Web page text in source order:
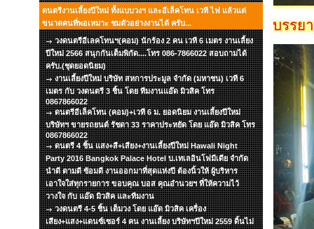
ดนตรีงานเลี้ยงปีใหม่ ทั้งแบบวงฯ และอีเล็คโทน เวที ไฟ แล้วแต่
ขนาดคนที่พอเหมาะ ชมตัวอย่างงานได้ ครับ...
วงดนตรีอีเลคโทนฯ(คอม) นักร้อง 2 คน เวที 6 เมตร งานเลี้ยง
ปีใหม่ 2566 สนุกกันเต็มพิกัด....โทร 086-7866022 สอบถามได้
ครับ.(ชุดยอดนิยม)
งานเลี้ยงปีใหม่ บริษัท สหการประมูล จำกัด (มหาชน) เวที 6
เมตร กับ วงดนตรี 3 ชิ้น โดย ทีมงานแอ๊ด มิวสิค โทร
0867866022
ดนตรีอีเล็คโทน (คอม)+เวที 6 ม. ยอดนิยม งานเลี้ยงปีใหม่
บริษัทฯ ขายรถยนต์ รัชดา 33 ราคาประหยัด โดย แอ๊ด มิวสิค โทร
0867866022
ดนตรี 4 ชิ้น แสง+สี+เสียง+งานเลี้ยงปีใหม่ Hawali Night
Party 2016 Bangkok Palace Hotel บ.เทเลอินโฟมีเดีย จำกัด
นำดี ตามดี ซ้อมดี งานออกมาที่สุดแห่งปี ต้องนิ้วให้ ผู้บริหาร
เอาใจใส่ทุกรายการ ขอบคุณ บอส คุณอำนวยฯ ที่ให้ความไว้
วางใจ กับ แอ๊ด มิวสิค และทีมงาน
วงดนตรี 4-5 ชิ้น เต็มวง โดย แอ๊ด มิวสิค เครื่อง
เสียง+แสง+แดนซ์เซอร์ 4 คน งานเลี้ยง บริษัทฯปีใหม่ 2559 ดิ้นไม่
บรรย